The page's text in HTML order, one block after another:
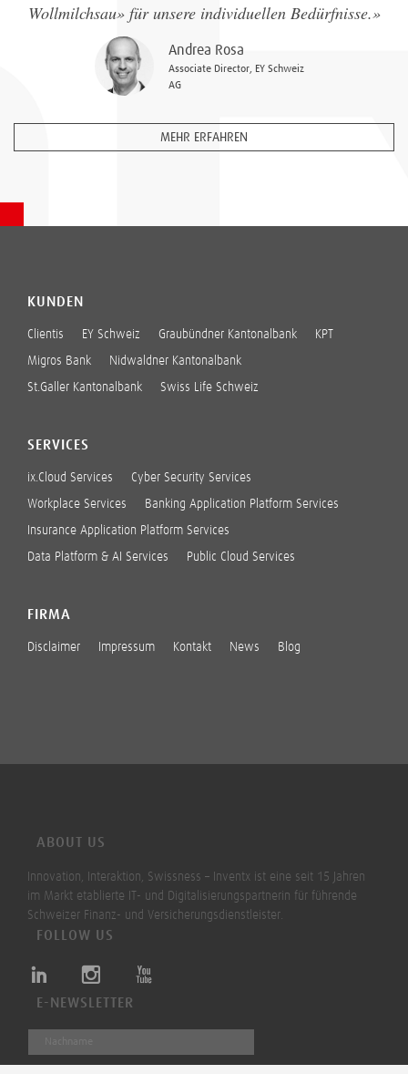
Wollmilchsau» für unsere individuellen Bedürfnisse.»
Andrea Rosa
Associate Director, EY Schweiz
AG
MEHR ERFAHREN
KUNDEN
Clientis EY Schweiz Graubündner Kantonalbank KPT
Migros Bank Nidwaldner Kantonalbank
St.Galler Kantonalbank Swiss Life Schweiz
SERVICES
ix.Cloud Services Cyber Security Services
Workplace Services Banking Application Platform Services
Insurance Application Platform Services
Data Platform & AI Services Public Cloud Services
FIRMA
Disclaimer Impressum Kontakt News Blog
ABOUT US
Innovation, Interaktion, Swissness – Inventx ist eine seit 15 Jahren
im Markt etablierte IT- und Digitalisierungspartnerin für führende
Schweizer Finanz- und Versicherungsdienstleister.
FOLLOW US
E-NEWSLETTER